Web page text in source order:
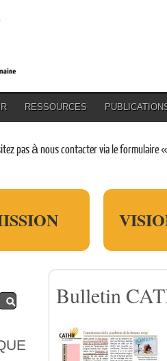
RESSOURCES
pas à nous contacter via le formulaire
Bulletin